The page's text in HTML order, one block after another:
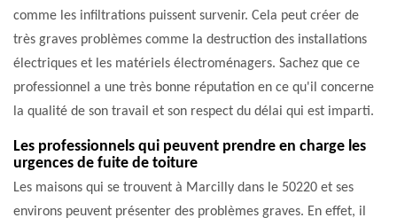
comme les infiltrations puissent survenir. Cela peut créer de
très graves problèmes comme la destruction des installations
électriques et les matériels électroménagers. Sachez que ce
professionnel a une très bonne réputation en ce qu'il concerne
la qualité de son travail et son respect du délai qui est imparti.
Les professionnels qui peuvent prendre en charge les
urgences de fuite de toiture
Les maisons qui se trouvent à Marcilly dans le 50220 et ses
environs peuvent présenter des problèmes graves. En effet, il